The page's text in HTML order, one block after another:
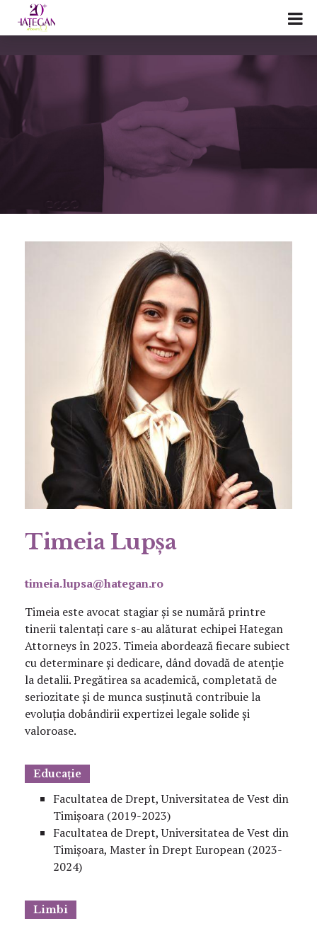
Timeia Lupșa
timeia.lupsa@hategan.ro
Timeia este avocat stagiar și se numără printre
tinerii talentați care s-au alăturat echipei Hategan
Attorneys în 2023. Timeia abordează fiecare subiect
cu determinare și dedicare, dând dovadă de atenție
la detalii. Pregătirea sa academică, completată de
seriozitate și de munca susținută contribuie la
evoluția dobândirii expertizei legale solide și
valoroase.
Educație
Facultatea de Drept, Universitatea de Vest din
Timișoara (2019-2023)
Facultatea de Drept, Universitatea de Vest din
Timișoara, Master în Drept European (2023-
2024)
Limbi